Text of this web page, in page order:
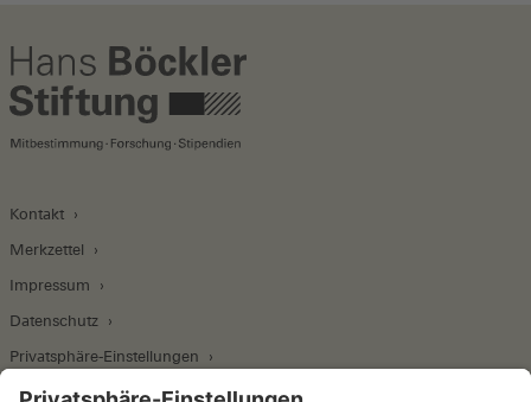
Kontakt
Merkzettel
Impressum
Datenschutz
Privatsphäre-Einstellungen